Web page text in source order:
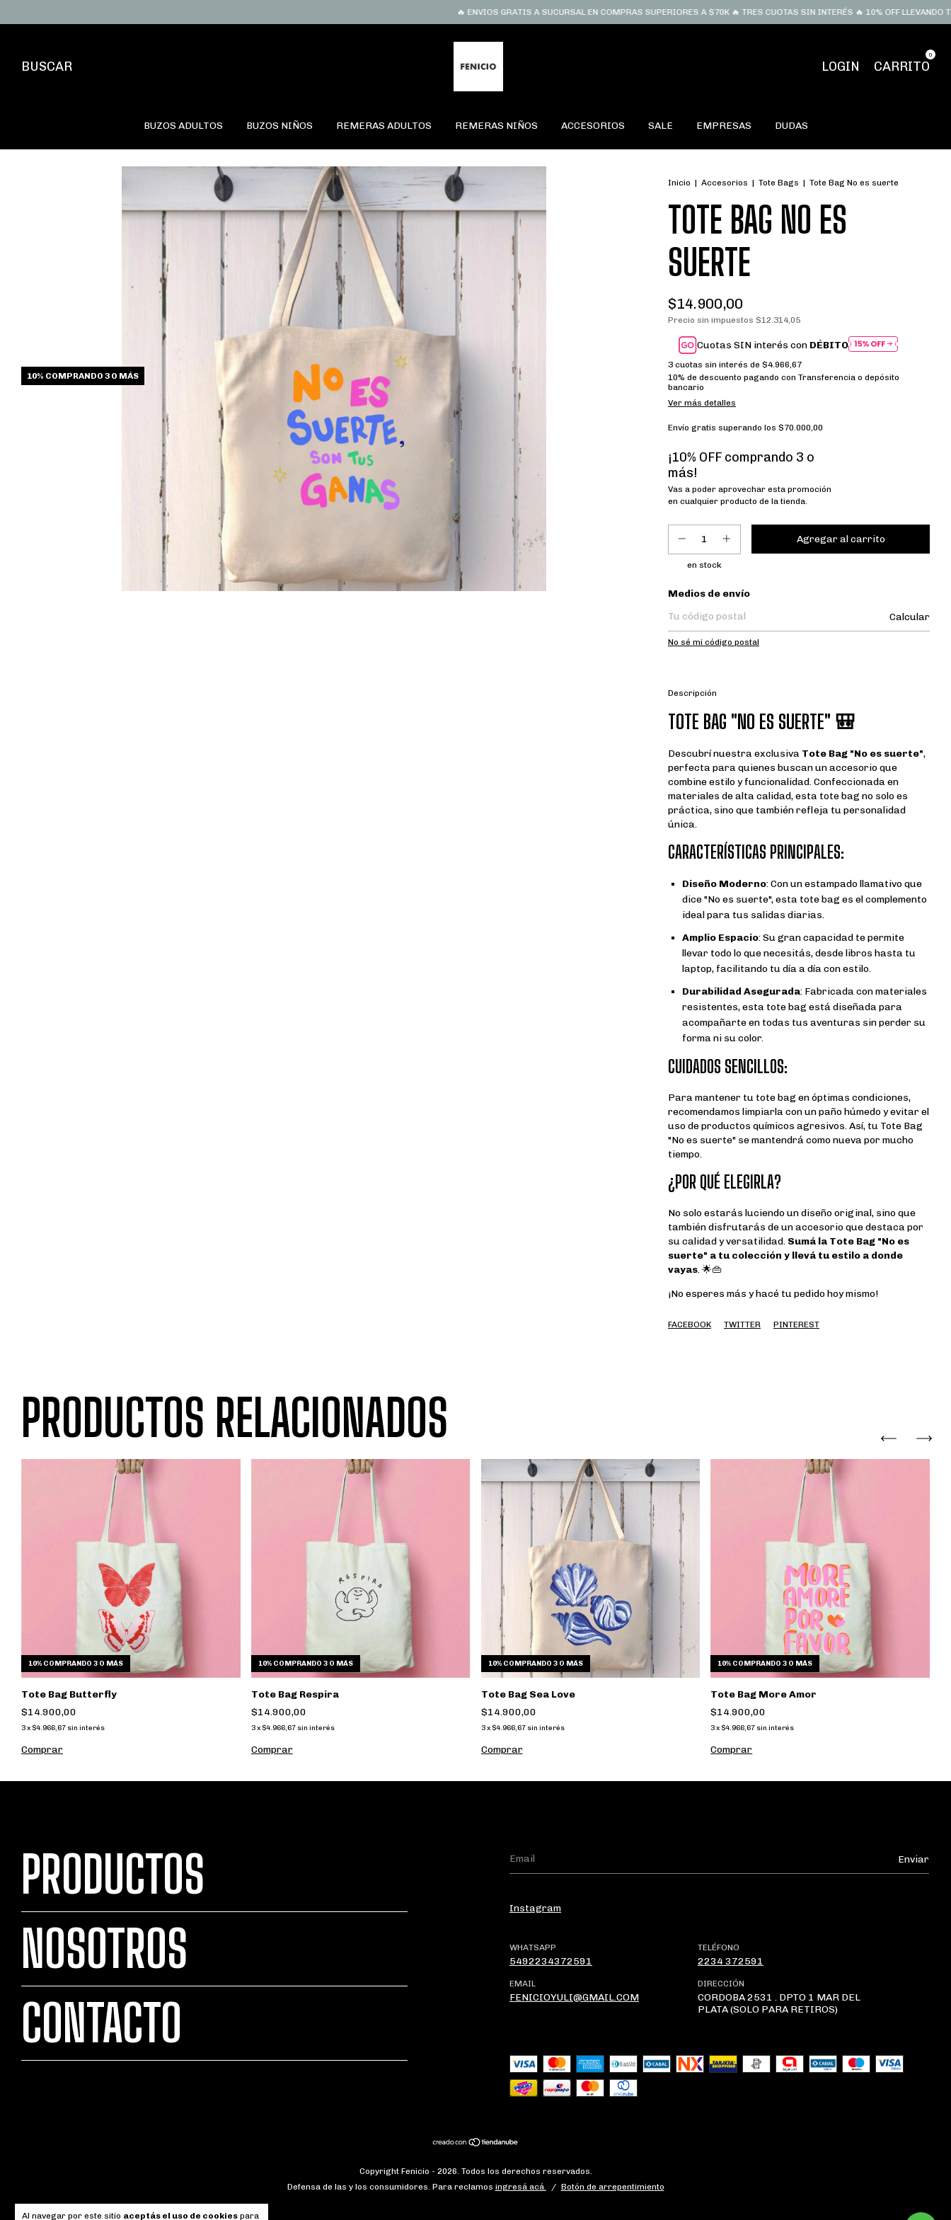
🔥 ENVIOS GRATIS A SUCURSAL EN COMPRAS SUPERIORES A $70K 🔥 TRES CUOTAS SIN INTERÉS 🔥 10% OFF LLEVANDO
BUSCAR LOGIN CARRITO
0
BUZOS ADULTOS BUZOS NIÑOS REMERAS ADULTOS REMERAS NIÑOS ACCESORIOS SALE EMPRESAS DUDAS
Al navegar por este sitio aceptás el uso de cookies para
10% COMPRANDO 3 O MÁS
Inicio | Accesorios | Tote Bags | Tote Bag No es suerte
TOTE BAG NO ES
SUERTE
$14.900,00
Precio sin impuestos $12.314,05
Cuotas SIN interés con DÉBITO
3 cuotas sin interés de $4.966,67
10% de descuento pagando con Transferencia o depósito
bancario
Ver más detalles
Envío gratis superando los $70.000,00
¡10% OFF comprando 3 o
más!
Vas a poder aprovechar esta promoción
en cualquier producto de la tienda.
en stock
Entregas para el CP:
Medios de envío
Calcular
No sé mi código postal
Descripción
TOTE BAG "NO ES SUERTE" 🎒
Descubrí nuestra exclusiva Tote Bag "No es suerte",
perfecta para quienes buscan un accesorio que
combine estilo y funcionalidad. Confeccionada en
materiales de alta calidad, esta tote bag no solo es
práctica, sino que también refleja tu personalidad
única.
CARACTERÍSTICAS PRINCIPALES:
Diseño Moderno: Con un estampado llamativo que
dice "No es suerte", esta tote bag es el complemento
ideal para tus salidas diarias.
Amplio Espacio: Su gran capacidad te permite
llevar todo lo que necesitás, desde libros hasta tu
laptop, facilitando tu día a día con estilo.
Durabilidad Asegurada: Fabricada con materiales
resistentes, esta tote bag está diseñada para
acompañarte en todas tus aventuras sin perder su
forma ni su color.
CUIDADOS SENCILLOS:
Para mantener tu tote bag en óptimas condiciones,
recomendamos limpiarla con un paño húmedo y evitar el
uso de productos químicos agresivos. Así, tu Tote Bag
"No es suerte" se mantendrá como nueva por mucho
tiempo.
¿POR QUÉ ELEGIRLA?
No solo estarás luciendo un diseño original, sino que
también disfrutarás de un accesorio que destaca por
su calidad y versatilidad. Sumá la Tote Bag "No es
suerte" a tu colección y llevá tu estilo a donde
vayas. 🌟👜
¡No esperes más y hacé tu pedido hoy mismo!
FACEBOOK TWITTER PINTEREST
PRODUCTOS RELACIONADOS
10% COMPRANDO 3 O MÁS
Tote Bag Butterfly
$14.900,00
3x $4.966,67 sin interés
10% COMPRANDO 3 O MÁS
Tote Bag Respira
$14.900,00
3x $4.966,67 sin interés
10% COMPRANDO 3 O MÁS
Tote Bag Sea Love
$14.900,00
3 x $4.966,67 sin interés
Comprar
10% COMPRANDO 3 O MÁS
Tote Bag More Amor
$14.900,00
3x $4.966,67 sin interés
Comprar
PRODUCTOS
NOSOTROS
CONTACTO
Instagram
WHATSAPP
5492234372591
TELÉFONO
2234 372591
EMAIL
FENICIOYULI@GMAIL.COM
DIRECCIÓN
CORDOBA 2531 . DPTO 1 MAR DEL
PLATA (SOLO PARA RETIROS)
Copyright Fenicio - 2026. Todos los derechos reservados.
Defensa de las y los consumidores. Para reclamos ingresá acá. / Botón de arrepentimiento